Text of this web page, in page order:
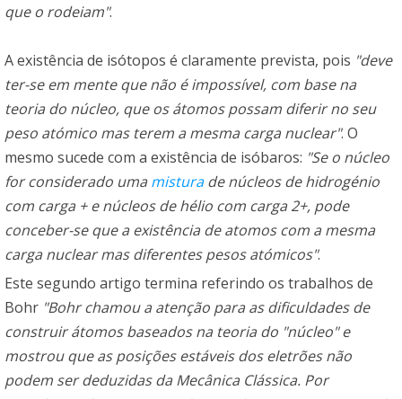
que o rodeiam".
A existência de isótopos é claramente prevista, pois "deve
ter-se em mente que não é impossível, com base na
teoria do núcleo, que os átomos possam diferir no seu
peso atómico mas terem a mesma carga nuclear". O
mesmo sucede com a existência de isóbaros: "Se o núcleo
for considerado uma misturade núcleos de hidrogénio
com carga + e núcleos de hélio com carga 2+, pode
conceber-se que a existência de atomos com a mesma
carga nuclear mas diferentes pesos atómicos".
Este segundo artigo termina referindo os trabalhos de
Bohr "Bohr chamou a atenção para as dificuldades de
construir átomos baseados na teoria do "núcleo" e
mostrou que as posições estáveis dos eletrões não
podem ser deduzidas da Mecânica Clássica. Por